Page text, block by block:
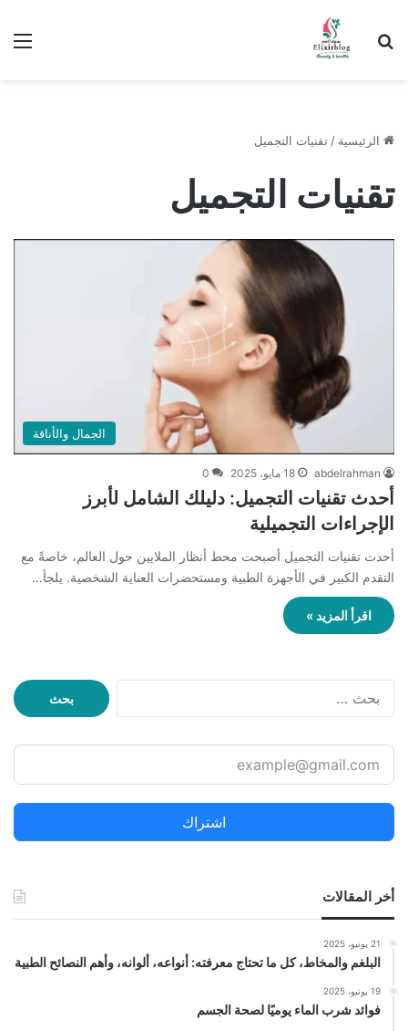
ابحث عن
الرئيسية / تقنيات التجميل
تقنيات التجميل
الجمال والأناقة
abdelrahman 18 مايو، 2025 0
أحدث تقنيات التجميل: دليلك الشامل لأبرز
الإجراءات التجميلية
أحدث تقنيات التجميل أصبحت محط أنظار الملايين حول العالم، خاصةً مع
التقدم الكبير في الأجهزة الطبية ومستحضرات العناية الشخصية. يلجأ…
اقرأ المزيد »
ح
ع
ن
اشتراك
أخر المقالات
21 يونيو، 2025
البلغم والمخاط، كل ما تحتاج معرفته: أنواعه، ألوانه، وأهم النصائح الطبية
19 يونيو، 2025
فوائد شرب الماء يوميًا لصحة الجسم